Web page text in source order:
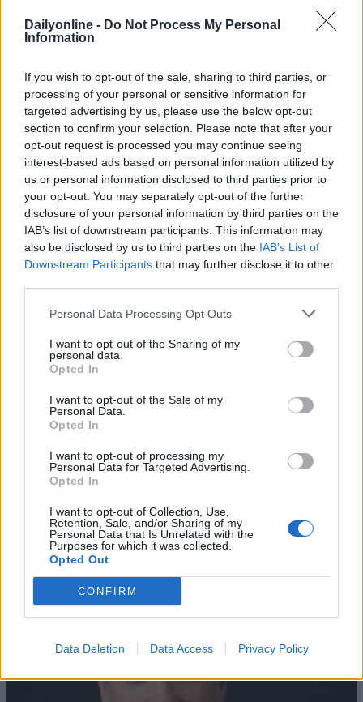
Dailyonline - Do Not Process My Personal
Information
If you wish to opt-out of the sale, sharing to third parties, or
processing of your personal or sensitive information for
targeted advertising by us, please use the below opt-out
section to confirm your selection. Please note that after your
opt-out request is processed you may continue seeing
interest-based ads based on personal information utilized by
us or personal information disclosed to third parties prior to
your opt-out. You may separately opt-out of the further
disclosure of your personal information by third parties on the
IAB’s list of downstream participants. This information may
also be disclosed by us to third parties on the IAB’s List of
Downstream Participants that may further disclose it to other
Personal Data Processing Opt Outs
I want to opt-out of the Sharing of my
personal data.
Opted In
I want to opt-out of the Sale of my
Personal Data.
Opted In
I want to opt-out of processing my
Personal Data for Targeted Advertising.
Opted In
I want to opt-out of Collection, Use,
Retention, Sale, and/or Sharing of my
Personal Data that Is Unrelated with the
Purposes for which it was collected.
Opted Out
CONFIRM
Data Deletion Data Access Privacy Policy
panorama della stampa e della comunicazione visiva
Altri articoli che potrebbero piacerti
AZIENDE E MERCATI
Davide Sechi
Dal lusso circolare all’intelligenza artificiale: come
Lenush Saf costruisce un ecosistema tra creatività,
impresa e musica